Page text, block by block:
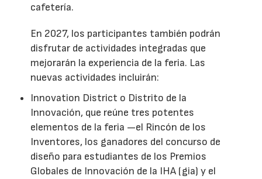
cafetería.
En 2027, los participantes también podrán
disfrutar de actividades integradas que
mejorarán la experiencia de la feria. Las
nuevas actividades incluirán:
Innovation District o Distrito de la
Innovación, que reúne tres potentes
elementos de la feria —el Rincón de los
Inventores, los ganadores del concurso de
diseño para estudiantes de los Premios
Globales de Innovación de la IHA (gia) y el